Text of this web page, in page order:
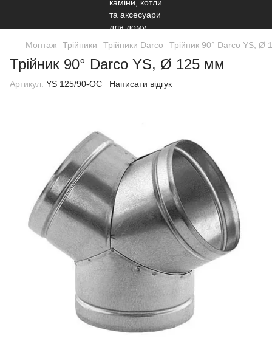
Монтаж Трійники Трійники Darco Трійник 90° Darco YS, Ø
Трійник 90° Darco YS, Ø 125 мм
Артикул: YS 125/90-OC Написати відгук